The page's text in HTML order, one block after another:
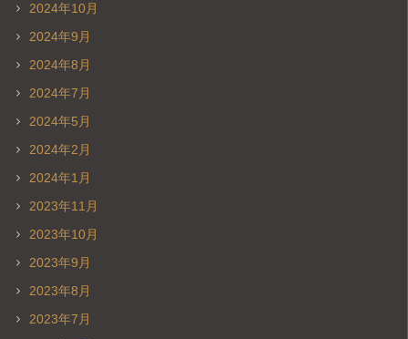
2024年10月
2024年9月
2024年8月
2024年7月
2024年5月
2024年2月
2024年1月
2023年11月
2023年10月
2023年9月
2023年8月
2023年7月